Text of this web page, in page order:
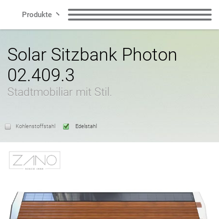
Produkte
Mülltrennungssysteme
Fahrradbereich
Pflanzkübel Ascher
Smart City
DE
Polnisch Englisch
Solar Sitzbank Photon
02.409.3
Stadtmobiliar mit Stil.
Kohlenstoffstahl Edelstahl